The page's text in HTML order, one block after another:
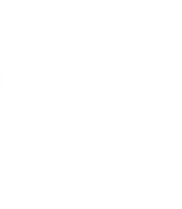
v dílenských a průmyslových